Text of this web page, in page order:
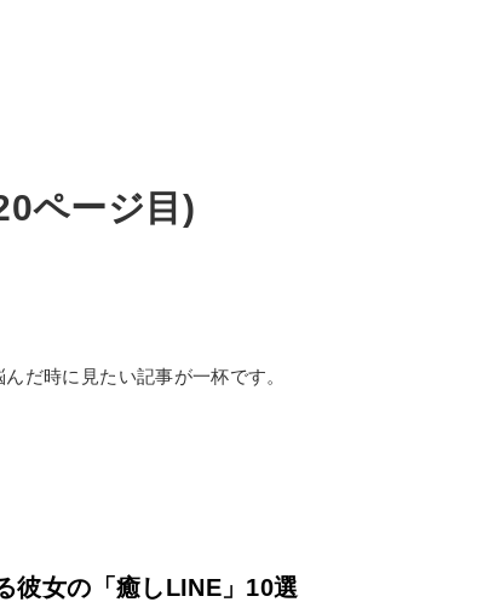
ページ目)
だ時に見たい記事が一杯です。
彼女の「癒しLINE」10選